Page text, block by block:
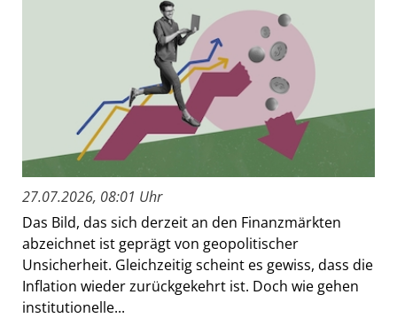
27.07.2026, 08:01 Uhr
Das Bild, das sich derzeit an den Finanzmärkten
abzeichnet ist geprägt von geopolitischer
Unsicherheit. Gleichzeitig scheint es gewiss, dass die
Inflation wieder zurückgekehrt ist. Doch wie gehen
institutionelle...